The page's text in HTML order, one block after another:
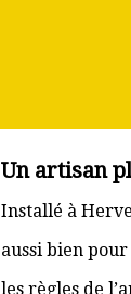
Un artisan
Installé à
aussi bien
les règles de